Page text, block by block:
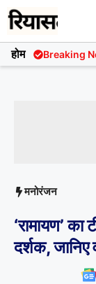
Skip
to
content
होम Breaking
मनोरंजन
‘रामायण’
दर्शक,